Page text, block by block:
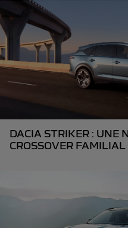
DACIA STRIKER : UNE
CROSSOVER FAMILIAL